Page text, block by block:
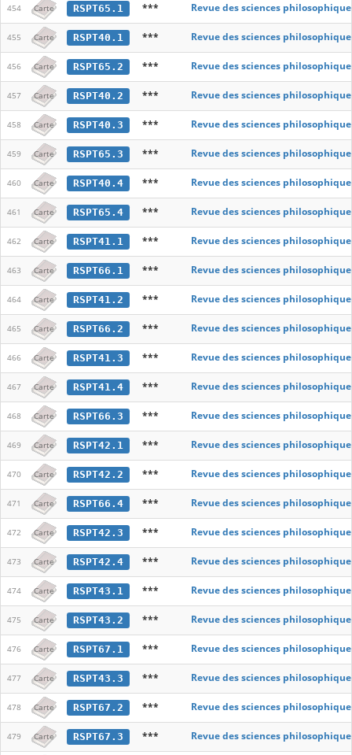
454 Carte RSPT65.1 *** Revue des sciences
455 Carte RSPT40.1 *** Revue des sciences
456 Carte RSPT65.2 *** Revue des sciences
457 Carte RSPT40.2 *** Revue des sciences
458 Carte RSPT40.3 *** Revue des sciences
459 Carte RSPT65.3 *** Revue des sciences
460 Carte RSPT40.4 *** Revue des sciences
461 Carte RSPT65.4 *** Revue des sciences
462 Carte RSPT41.1 *** Revue des sciences
463 Carte RSPT66.1 *** Revue des sciences
464 Carte RSPT41.2 *** Revue des sciences
465 Carte RSPT66.2 *** Revue des sciences
466 Carte RSPT41.3 *** Revue des sciences
467 Carte RSPT41.4 *** Revue des sciences
468 Carte RSPT66.3 *** Revue des sciences
469 Carte RSPT42.1 *** Revue des sciences
470 Carte RSPT42.2 *** Revue des sciences
471 Carte RSPT66.4 *** Revue des sciences
472 Carte RSPT42.3 *** Revue des sciences
473 Carte RSPT42.4 *** Revue des sciences
474 Carte RSPT43.1 *** Revue des sciences
475 Carte RSPT43.2 *** Revue des sciences
476 Carte RSPT67.1 *** Revue des sciences
477 Carte RSPT43.3 *** Revue des sciences
478 Carte RSPT67.2 *** Revue des sciences
479 Carte RSPT67.3 *** Revue des sciences